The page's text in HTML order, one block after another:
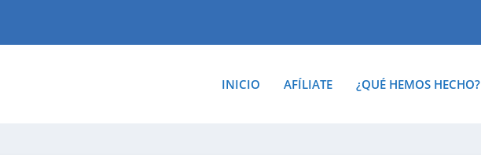
INICIO AFÍLIATE ¿QUÉ HEMOS HECHO?